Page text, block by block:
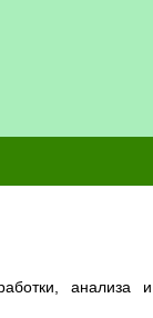
анализа и